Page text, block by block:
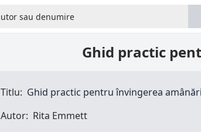
Ghid practic
Titlu: Ghid practic pentru învingerea
Autor: Rita Emmett